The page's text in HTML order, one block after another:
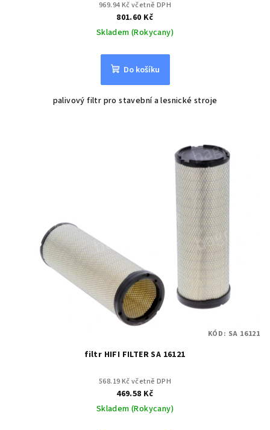
969.94 Kč včetně DPH
801.60 Kč
Skladem (Rokycany)
Do košíku
palivový filtr pro stavební a lesnické stroje
filtr HIFI FILTER SA 16121
568.19 Kč včetně DPH
469.58 Kč
Skladem (Rokycany)
KÓD: SA 16121